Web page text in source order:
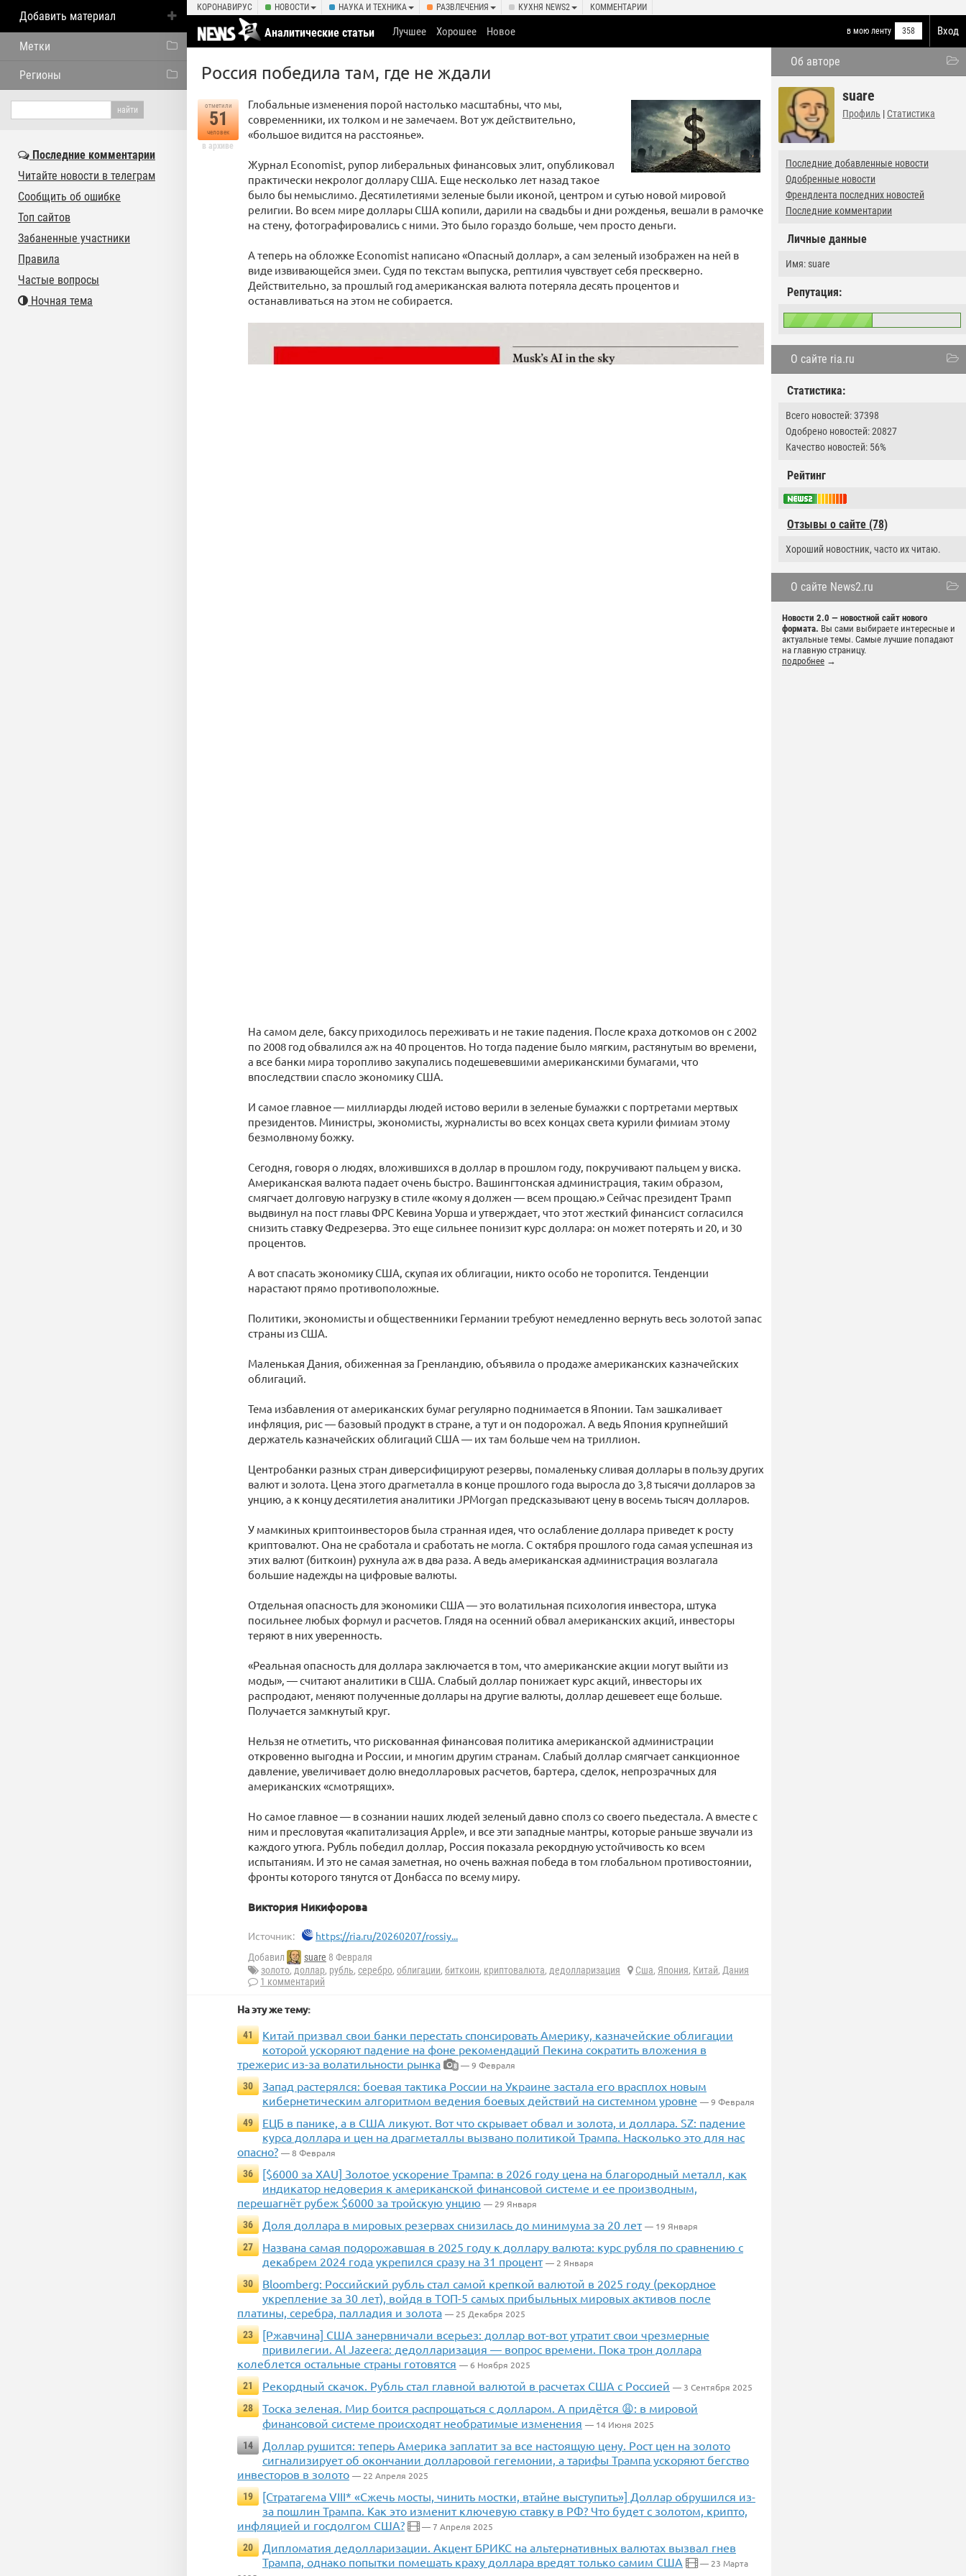
КОРОНАВИРУС НОВОСТИ НАУКА И ТЕХНИКА РАЗВЛЕЧЕНИЯ КУХНЯ NEWS2 КОММЕНТАРИИ
Вход
Аналитические статьи в мою ленту 358
Лучшее Хорошее Новое
Об авторе
suare
Профиль | Статистика
Последние добавленные новости
Одобренные новости
Френдлента последних новостей
Последние комментарии
Личные данные
Имя: suare
Репутация:
О сайте ria.ru
Статистика:
Всего новостей: 37398
Одобрено новостей: 20827
Качество новостей: 56%
Рейтинг
Отзывы о сайте (78)
Хороший новостник, часто их читаю.
О сайте News2.ru
Новости 2.0 — новостной сайт нового
формата. Вы сами выбираете интересные и
актуальные темы. Самые лучшие попадают
на главную страницу.
подробнее →
Россия победила там, где не ждали
отметили
51
человек
в архиве
Глобальные изменения порой настолько масштабны, что мы,
современники, их толком и не замечаем. Вот уж действительно,
«большое видится на расстоянье».
Журнал Economist, рупор либеральных финансовых элит, опубликовал
практически некролог доллару США. Еще несколько лет назад такое
было бы немыслимо. Десятилетиями зеленые были иконой, центром и сутью новой мировой
религии. Во всем мире доллары США копили, дарили на свадьбы и дни рожденья, вешали в рамочке
на стену, фотографировались с ними. Это было гораздо больше, чем просто деньги.
А теперь на обложке Economist написано «Опасный доллар», а сам зеленый изображен на ней в
виде извивающейся змеи. Судя по текстам выпуска, рептилия чувствует себя прескверно.
Действительно, за прошлый год американская валюта потеряла десять процентов и
останавливаться на этом не собирается.
На самом деле, баксу приходилось переживать и не такие падения. После краха доткомов он с 2002
по 2008 год обвалился аж на 40 процентов. Но тогда падение было мягким, растянутым во времени,
а все банки мира торопливо закупались подешевевшими американскими бумагами, что
впоследствии спасло экономику США.
И самое главное — миллиарды людей истово верили в зеленые бумажки с портретами мертвых
президентов. Министры, экономисты, журналисты во всех концах света курили фимиам этому
безмолвному божку.
Сегодня, говоря о людях, вложившихся в доллар в прошлом году, покручивают пальцем у виска.
Американская валюта падает очень быстро. Вашингтонская администрация, таким образом,
смягчает долговую нагрузку в стиле «кому я должен — всем прощаю.» Сейчас президент Трамп
выдвинул на пост главы ФРС Кевина Уорша и утверждает, что этот жесткий финансист согласился
снизить ставку Федрезерва. Это еще сильнее понизит курс доллара: он может потерять и 20, и 30
процентов.
А вот спасать экономику США, скупая их облигации, никто особо не торопится. Тенденции
нарастают прямо противоположные.
Политики, экономисты и общественники Германии требуют немедленно вернуть весь золотой запас
страны из США.
Маленькая Дания, обиженная за Гренландию, объявила о продаже американских казначейских
облигаций.
Тема избавления от американских бумаг регулярно поднимается в Японии. Там зашкаливает
инфляция, рис — базовый продукт в стране, а тут и он подорожал. А ведь Япония крупнейший
держатель казначейских облигаций США — их там больше чем на триллион.
Центробанки разных стран диверсифицируют резервы, помаленьку сливая доллары в пользу других
валют и золота. Цена этого драгметалла в конце прошлого года выросла до 3,8 тысячи долларов за
унцию, а к концу десятилетия аналитики JPMorgan предсказывают цену в восемь тысяч долларов.
У мамкиных криптоинвесторов была странная идея, что ослабление доллара приведет к росту
криптовалют. Она не сработала и сработать не могла. С октября прошлого года самая успешная из
этих валют (биткоин) рухнула аж в два раза. А ведь американская администрация возлагала
большие надежды на цифровые валюты.
Отдельная опасность для экономики США — это волатильная психология инвестора, штука
посильнее любых формул и расчетов. Глядя на осенний обвал американских акций, инвесторы
теряют в них уверенность.
«Реальная опасность для доллара заключается в том, что американские акции могут выйти из
моды», — считают аналитики в США. Слабый доллар понижает курс акций, инвесторы их
распродают, меняют полученные доллары на другие валюты, доллар дешевеет еще больше.
Получается замкнутый круг.
Нельзя не отметить, что рискованная финансовая политика американской администрации
откровенно выгодна и России, и многим другим странам. Слабый доллар смягчает санкционное
давление, увеличивает долю внедолларовых расчетов, бартера, сделок, непрозрачных для
американских «смотрящих».
Но самое главное — в сознании наших людей зеленый давно сполз со своего пьедестала. А вместе с
ним и пресловутая «капитализация Apple», и все эти западные мантры, которые раньше звучали из
каждого утюга. Рубль победил доллар, Россия показала рекордную устойчивость ко всем
испытаниям. И это не самая заметная, но очень важная победа в том глобальном противостоянии,
фронты которого тянутся от Донбасса по всему миру.
Виктория Никифорова
Источник: https://ria.ru/20260207/rossiy...
Добавил suare 8 Февраля
золото, доллар, рубль, серебро, облигации, биткоин, криптовалюта, дедолларизация Сша, Япония, Китай, Дания
1 комментарий
На эту же тему:
41
Китай призвал свои банки перестать спонсировать Америку, казначейские облигации
которой ускоряют падение на фоне рекомендаций Пекина сократить вложения в
трежерис из-за волатильности рынка
8 — 9 Февраля
30
Запад растерялся: боевая тактика России на Украине застала его врасплох новым
кибернетическим алгоритмом ведения боевых действий на системном уровне — 9 Февраля
49
ЕЦБ в панике, а в США ликуют. Вот что скрывает обвал и золота, и доллара. SZ: падение
курса доллара и цен на драгметаллы вызвано политикой Трампа. Насколько это для нас
опасно? — 8 Февраля
36
[$6000 за XAU] Золотое ускорение Трампа: в 2026 году цена на благородный металл, как
индикатор недоверия к американской финансовой системе и ее производным,
перешагнёт рубеж $6000 за тройскую унцию — 29 Января
36
Доля доллара в мировых резервах снизилась до минимума за 20 лет — 19 Января
27
Названа самая подорожавшая в 2025 году к доллару валюта: курс рубля по сравнению с
декабрем 2024 года укрепился сразу на 31 процент — 2 Января
30
Bloomberg: Российский рубль стал самой крепкой валютой в 2025 году (рекордное
укрепление за 30 лет), войдя в ТОП-5 самых прибыльных мировых активов после
платины, серебра, палладия и золота — 25 Декабря 2025
23
[Ржавчина] США занервничали всерьез: доллар вот-вот утратит свои чрезмерные
привилегии. Al Jazeera: дедолларизация — вопрос времени. Пока трон доллара
колеблется остальные страны готовятся — 6 Ноября 2025
21
Рекордный скачок. Рубль стал главной валютой в расчетах США с Россией — 3 Сентября 2025
28
Тоска зеленая. Мир боится распрощаться с долларом. А придётся 😩: в мировой
финансовой системе происходят необратимые изменения — 14 Июня 2025
14
Доллар рушится: теперь Америка заплатит за все настоящую цену. Рост цен на золото
сигнализирует об окончании долларовой гегемонии, а тарифы Трампа ускоряют бегство
инвесторов в золото — 22 Апреля 2025
19
[Стратагема VIII* «Сжечь мосты, чинить мостки, втайне выступить»] Доллар обрушился из-
за пошлин Трампа. Как это изменит ключевую ставку в РФ? Что будет с золотом, крипто,
инфляцией и госдолгом США?
— 7 Апреля 2025
20
Дипломатия дедолларизации. Акцент БРИКС на альтернативных валютах вызвал гнев
Трампа, однако попытки помешать краху доллара вредят только самим США
— 23 Марта
Добавить материал
Метки
Регионы
Последние комментарии
Читайте новости в телеграм
Сообщить об ошибке
Топ сайтов
Забаненные участники
Правила
Частые вопросы
Ночная тема